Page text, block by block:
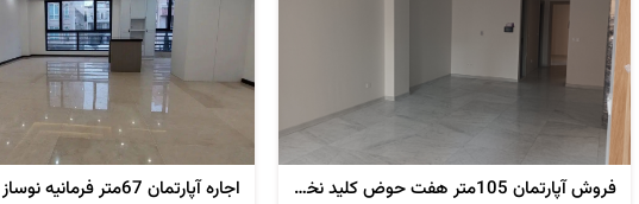
فروش آپارتمان 105متر هفت حوض کلید نخورده اجاره آپارتمان 67متر فرمانیه نوساز